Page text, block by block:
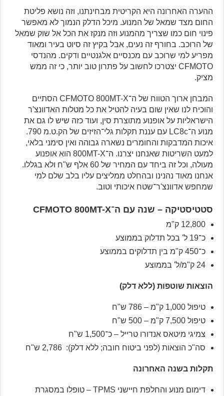
ההערה האחרונה היא הקריטית מבחינתנו, וזה נושא פליטת
החום מצד שמאל של המנוע. מיכל הדלק הנמוך לא מאפשר
פינוי חום כמו שצריך מהמנוע וזה מנקז את הכל אל שוק שמאל
של הרוכב. בחורף זה נעים, אבל בקיץ זה סיוט בעיר ומאוד
מפריע למי שרוכב עם מכנסיים אלגנטיים ודקים. מהנדסי
CFMOTO יצטרכו לחשוב על פתרון טוב יותר, כי זה ממש
מציק.
המבחן ארוך הטווח של ה־CFMOTO 800MT-X הסתיים
והוכיח לנו שאין שום בעיה להטיל את כל מטלות האדוונצ'ר
הישראליות על אופנוע מתוצרת סין, ועוד כזה שיש לו גם את
מנוע ה־LC8c עם עננת תקלות גלי־הזיזים של הק.ט.מ 790.
איכות המדבקות והחומרים נשארה גבוהה ואין סימני בלאי,
למעט השריטות שאנחנו יצרנו. ה־800MT-X הוא אופנוע
מעולה, וכל זה ביחד עם המחיר של 60 אלף ש"ח ולא בגללו.
אנחנו מאוד נהנינו ובהחלט ממליצים עליו בלב שלם למי
שמחפש אדוונצ'ר־שטח איכותי וטוב.
סטטיסטיקה – שנה עם ה־CFMOTO 800MT-X
12,800 ק"מ
כ־19 ל' בכל תדלוק בממוצע
כ־450 ק"מ בין תדלוקים בממוצע
24 ק"מ/ל' בממוצע
הוצאות שוטפות (ללא דלק)
טיפול 1,000 ק"מ – 786 ש"ח
טיפול 7,500 ק"מ – 500 ש"ח
צמיגי מיטאס אנדורו טרייל – כ־1,500 ש"ח
סה"כ הוצאות (לפני ביטוח חובה; ללא דלק): 2,786 ש"ח
תקלות בשנה האחרונה
דימום מנוע והחלפת חיישני TPMS – טופלו במסגרת